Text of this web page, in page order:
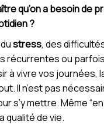
qu’on a besoin de
?
stress, des
récurrentes ou
à vivre vos journées,
Il n’est pas
s’y mettre. Même
qualité de vie.